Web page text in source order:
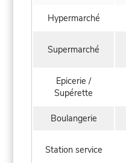
Hypermarché
Supermarché
Epicerie /
Supérette
Boulangerie
Station service